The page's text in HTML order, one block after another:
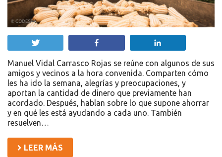
Manuel Vidal Carrasco Rojas se reúne con algunos de sus
amigos y vecinos a la hora convenida. Comparten cómo
les ha ido la semana, alegrías y preocupaciones, y
aportan la cantidad de dinero que previamente han
acordado. Después, hablan sobre lo que supone ahorrar
y en qué les está ayudando a cada uno. También
resuelven…
LEER MÁS